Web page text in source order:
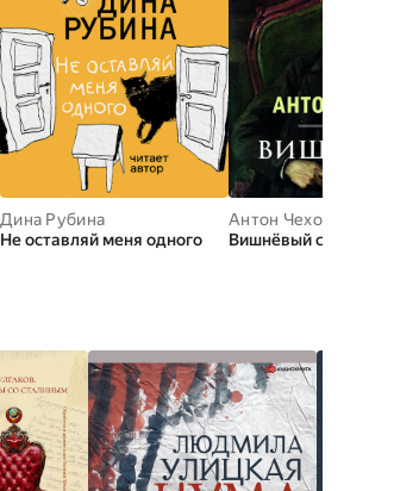
Дина Рубина
Не оставляй меня одного
Антон Чехов
Вишнёвый сад